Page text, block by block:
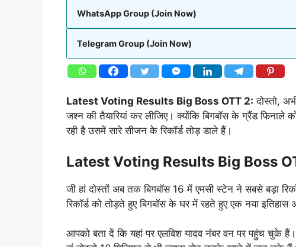
WhatsApp Group (Join Now)
Telegram Group (Join Now)
Latest Voting Results Big Boss OTT 2: दोस्तो,
जश्न की तैयारियां कर लीजिए। क्योंकि बिगबॉस के ग्रैंड
रही है उसमें सारे सीजन के रिकॉर्ड तोड़ डाले हैं।
Latest Voting Results Big Boss
जी हां दोस्तों अब तक बिगबॉस 16 में एमसी स्टेन ने सबसे बड़ा
रिकॉर्ड को तोड़ते हुए बिगबॉस के घर में रहते हुए एक नया
आपको बता दें कि यहां पर एलविश यादव नंबर वन पर पहुंच चुके